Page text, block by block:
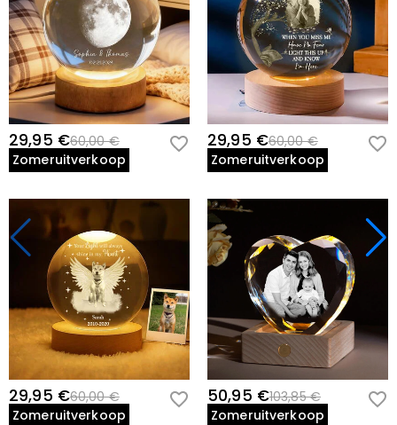
29,95 €60,00 €
Zomeruitverkoop
29,95 €60,00 €
Zomeruitverkoop
29,95 €60,00 €
Zomeruitverkoop
50,95 €103,85 €
Zomeruitverkoop